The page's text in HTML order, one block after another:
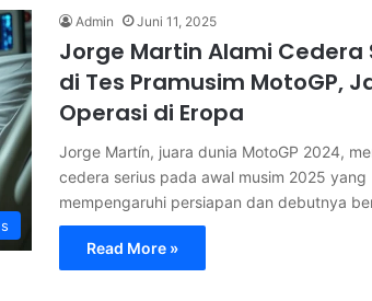
Admin Juni 11, 2025
Jorge Martin Alami Cedera
di Tes Pramusim MotoGP,
Operasi di Eropa
Jorge Martín, juara dunia MotoGP 2024,
cedera serius pada awal musim 2025 yang
mempengaruhi persiapan dan debutnya
Read More »